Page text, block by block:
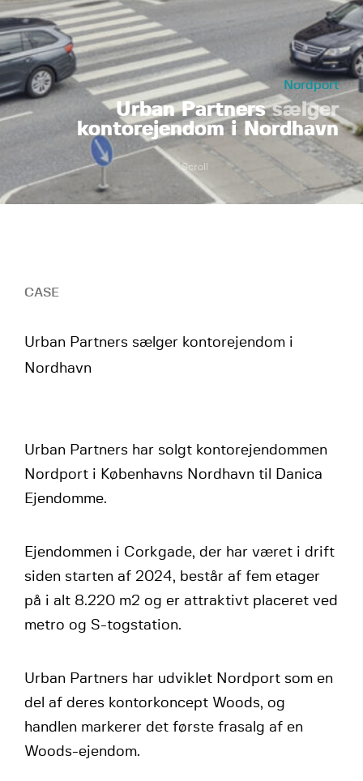
Nordport
Urban Partnerssælger
kontorejendom i Nordhavn
Scroll
CASE
Urban Partners sælger kontorejendom i
Nordhavn
Urban Partners har solgt kontorejendommen
Nordport i Københavns Nordhavn til Danica
Ejendomme.
Ejendommen i Corkgade, der har været i drift
siden starten af 2024, består af fem etager
på i alt 8.220 m2 og er attraktivt placeret ved
metro og S-togstation.
Urban Partners har udviklet Nordport som en
del af deres kontorkoncept Woods, og
handlen markerer det første frasalg af en
Woods-ejendom.